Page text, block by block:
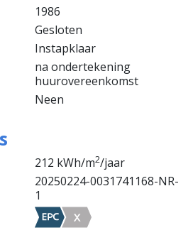
1986
Gesloten
Instapklaar
na ondertekening
huurovereenkomst
Neen
212 kWh/m2/jaar
20250224-0031741168-NR-
1